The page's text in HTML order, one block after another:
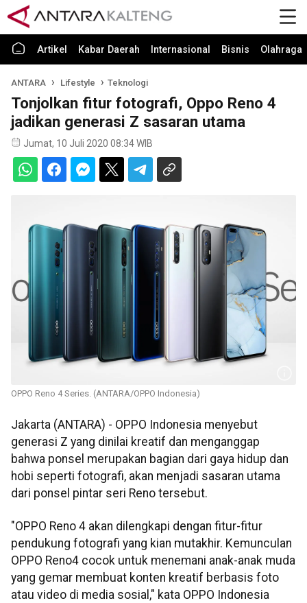
Artikel Kabar Daerah Internasional Bisnis Olahraga
ANTARA Lifestyle Teknologi
Tonjolkan fitur fotografi, Oppo Reno 4
jadikan generasi Z sasaran utama
Jumat, 10 Juli 2020 08:34 WIB
OPPO Reno 4 Series. (ANTARA/OPPO Indonesia)
Jakarta (ANTARA) - OPPO Indonesia menyebut
generasi Z yang dinilai kreatif dan menganggap
bahwa ponsel merupakan bagian dari gaya hidup dan
hobi seperti fotografi, akan menjadi sasaran utama
dari ponsel pintar seri Reno tersebut.
"OPPO Reno 4 akan dilengkapi dengan fitur-fitur
pendukung fotografi yang kian mutakhir. Kemunculan
OPPO Reno4 cocok untuk menemani anak-anak muda
yang gemar membuat konten kreatif berbasis foto
atau video di media sosial," kata OPPO Indonesia